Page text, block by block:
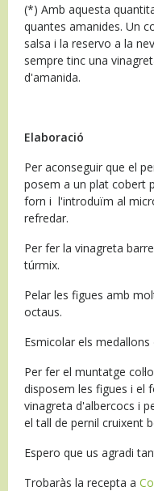
(*) Amb aquesta
quantes amanides. Un
salsa i la reservo a la
sempre tinc una
d'amanida.
Elaboració
Per aconseguir que el
posem a un plat cobert
forn i l'introduïm al
refredar.
Per fer la vinagreta
túrmix.
Pelar les figues amb
octaus.
Esmicolar els
Per fer el muntatge
disposem les figues i el
vinagreta d'albercocs i
el tall de pernil cruixent
Espero que us agradi
Trobaràs la recepta a